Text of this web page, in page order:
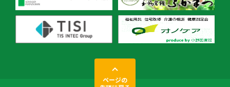
ページの